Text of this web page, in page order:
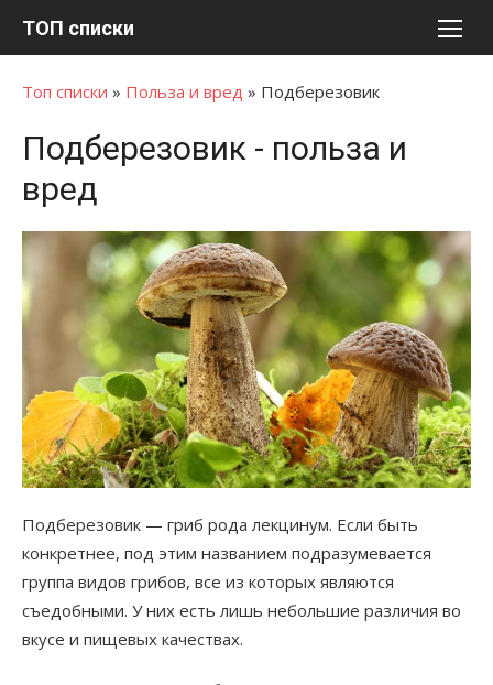
ТОП списки
Топ списки » Польза и вред » Подберезовик
Подберезовик - польза и
вред
Подберезовик — гриб рода лекцинум. Если быть
конкретнее, под этим названием подразумевается
группа видов грибов, все из которых являются
съедобными. У них есть лишь небольшие различия во
вкусе и пищевых качествах.